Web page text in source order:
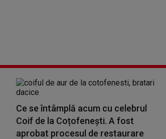
Ce se întâmplă acum cu celebrul
Coif de la Coțofenești. A fost
aprobat procesul de restaurare